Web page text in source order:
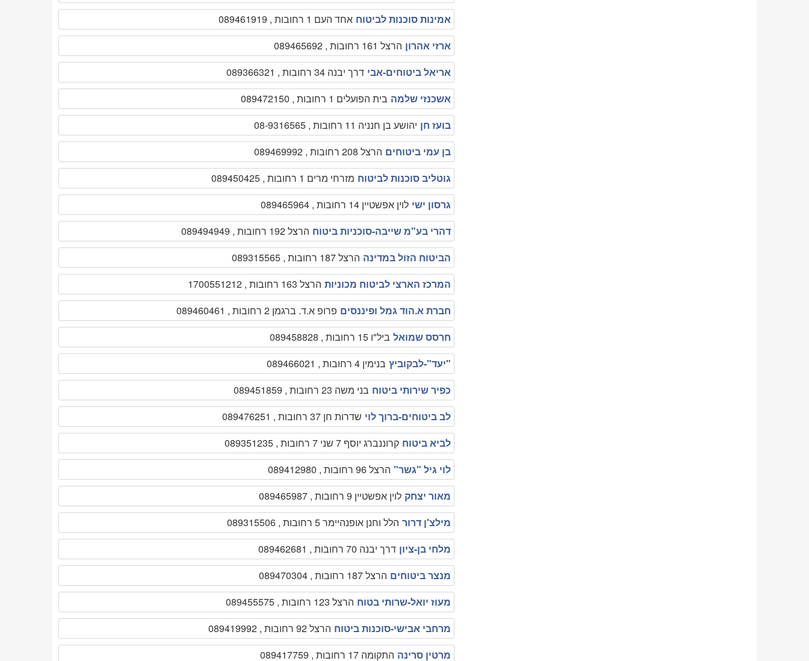
אמינות סוכנות לביטוח אחד העם 1 רחובות , 089461919
ארזי אהרון הרצל 161 רחובות , 089465692
אריאל ביטוחים-אבי דרך יבנה 34 רחובות , 089366321
אשכנזי שלמה בית הפועלים 1 רחובות , 089472150
בועז חן יהושע בן חנניה 11 רחובות , 08-9316565
בן עמי ביטוחים הרצל 208 רחובות , 089469992
גוטליב סוכנות לביטוח מזרחי מרים 1 רחובות , 089450425
גרסון ישי לוין אפשטיין 14 רחובות , 089465964
דהרי בע"מ שייבה-סוכניות ביטוח הרצל 192 רחובות , 089494949
הביטוח הזול במדינה הרצל 187 רחובות , 089315565
המרכז הארצי לביטוח מכוניות הרצל 163 רחובות , 1700551212
חברת א.הוד גמל ופיננסים פרופ א.ד. ברגמן 2 רחובות , 089460461
חרסס שמואל ביל"ו 15 רחובות , 089458828
"יעד"-לבקוביץ בנימין 4 רחובות , 089466021
כפיר שירותי ביטוח בני משה 23 רחובות , 089451859
לב ביטוחים-ברוך לוי שדרות חן 37 רחובות , 089476251
לביא ביטוח קרוננברג יוסף 7 שני 7 רחובות , 089351235
לוי גיל "גשר" הרצל 96 רחובות , 089412980
מאור יצחק לוין אפשטיין 9 רחובות , 089465987
מילצ'ן דרור הלל וחנן אופנהיימר 5 רחובות , 089315506
מלחי בן-ציון דרך יבנה 70 רחובות , 089462681
מנצר ביטוחים הרצל 187 רחובות , 089470304
מעוז יואל-שרותי בטוח הרצל 123 רחובות , 089455575
מרחבי אבישי-סוכנות ביטוח הרצל 92 רחובות , 089419992
מרטין סרינה התקומה 17 רחובות , 089417759